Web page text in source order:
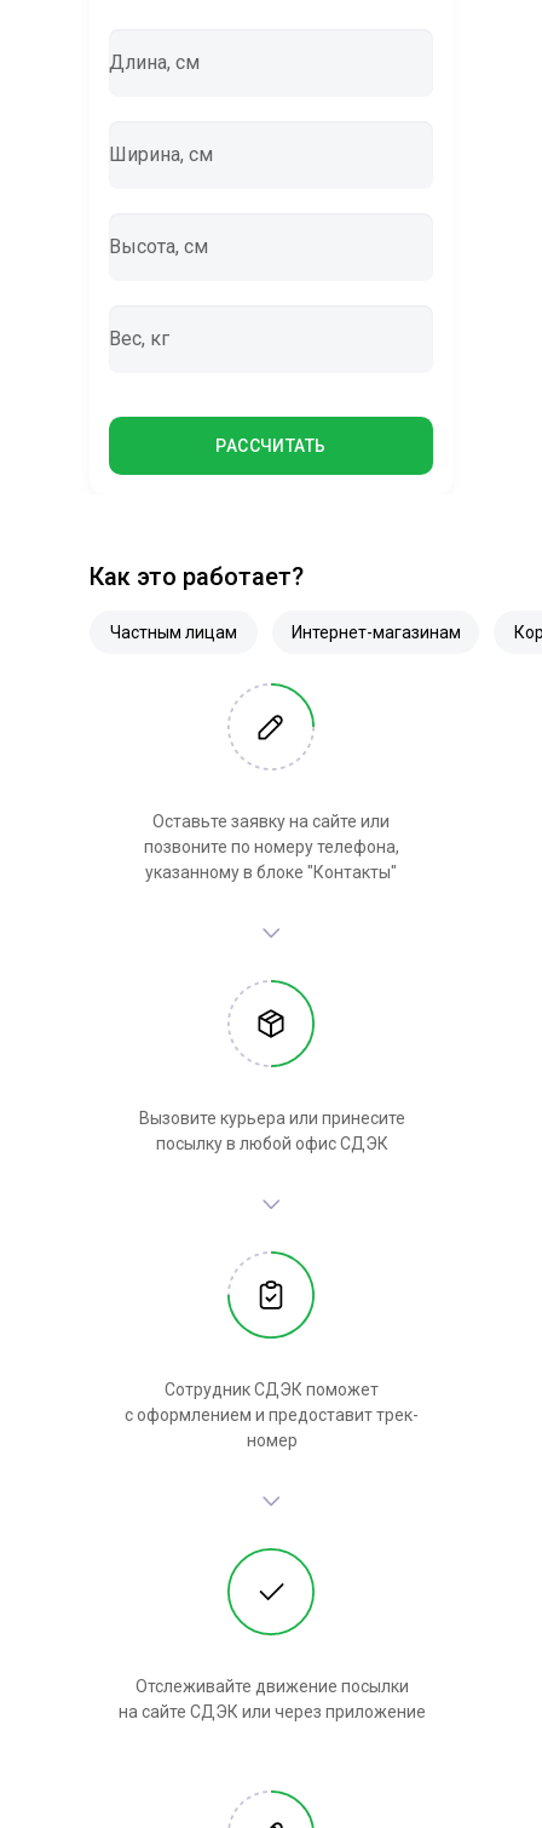
Длина, см
Ширина, см
Высота, см
Вес, кг
РАССЧИТАТЬ
Как это работает?
Частным лицам Интернет-магазинам
Оставьте заявку на сайте или
позвоните по номеру телефона,
указанному в блоке "Контакты"
Вызовите курьера или принесите
посылку в любой офис СДЭК
Сотрудник СДЭК поможет
с оформлением и предоставит трек-
номер
Отслеживайте движение посылки
на сайте СДЭК или через приложение